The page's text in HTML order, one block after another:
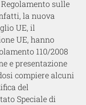
sulle
la nuova
UE, il
UE, hanno
110/2008
e presentazione
compiere alcuni
del
Speciale di